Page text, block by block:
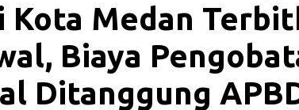
Kota Medan
Biaya
Ditanggung